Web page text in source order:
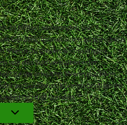
zu bieten, verwenden wir
Geräteinformationen zu speichern
Wenn du diesen Technologien
wie das Surfverhalten oder
verarbeiten. Wenn du deine
zurückziehst, können bestimmte
werden.